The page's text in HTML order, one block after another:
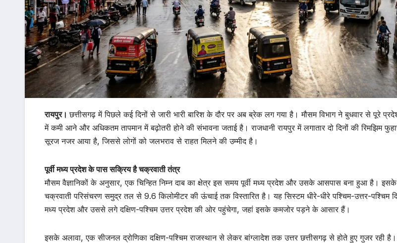
रायपुर।छत्तीसगढ़ में पिछले कई दिनों से जारी भारी बारिश के दौर पर अब ब्रेक लग गया है। मौसम विभाग ने बुधवार से पूरे प्रदेश
में कमी आने और अधिकतम तापमान में बढ़ोतरी होने की संभावना जताई है। राजधानी रायपुर में लगातार दो दिनों की रिमझिम
सूरज नजर आया है, जिससे लोगों को जलभराव से राहत मिलने की उम्मीद है।
पूर्वी मध्य प्रदेश के पास सक्रिय है चक्रवाती तंत्र
मौसम वैज्ञानिकों के अनुसार, एक चिन्हित निम्न दाब का क्षेत्र इस समय पूर्वी मध्य प्रदेश और उसके आसपास बना हुआ है।
चक्रवाती परिसंचरण समुद्र तल से 9.6 किलोमीटर की ऊंचाई तक विस्तारित है। यह सिस्टम धीरे-धीरे पश्चिम-उत्तर-पश्चिम
मध्य प्रदेश और उससे लगे दक्षिण-पश्चिम उत्तर प्रदेश की ओर पहुंचेगा, जहां इसके कमजोर पड़ने के आसार हैं।
इसके अलावा, एक सीजनल द्रोणिका दक्षिण-पश्चिम राजस्थान से लेकर बांग्लादेश तक उत्तर छत्तीसगढ़ से होते हुए गुजर रही